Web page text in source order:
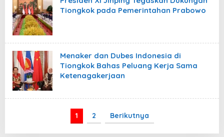
Tiongkok pada Pemerintahan Prabowo
Menaker dan Dubes Indonesia di
Tiongkok Bahas Peluang Kerja Sama
Ketenagakerjaan
1 2 Berikutnya